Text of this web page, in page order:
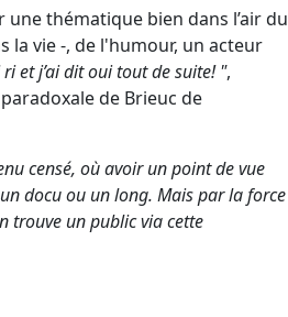
une thématique bien dans l’air du
la vie -, de l'humour, un acteur
ri et j’ai dit oui tout de suite! ",
de Brieuc de
censé, où avoir un point de vue
docu ou un long. Mais par la force
trouve un public via cette